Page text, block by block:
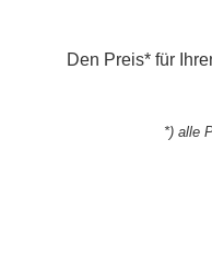
Den Preis* für
*) alle